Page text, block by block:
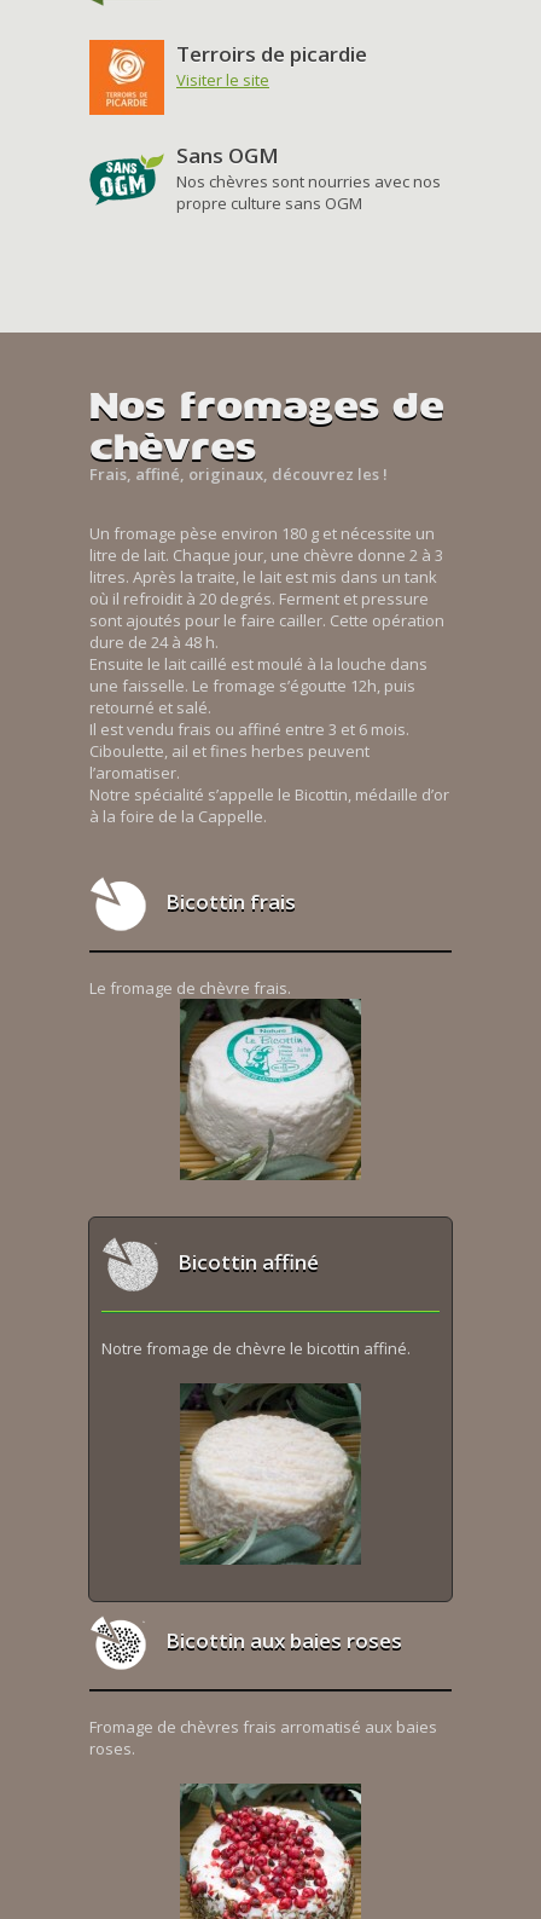
Terroirs de picardie
Visiter le site
Sans OGM
Nos chèvres sont nourries avec nos
propre culture sans OGM
Nos fromages de
chèvres
Frais, affiné, originaux, découvrez les !
Un fromage pèse environ 180 g et nécessite un
litre de lait. Chaque jour, une chèvre donne 2 à 3
litres. Après la traite, le lait est mis dans un tank
où il refroidit à 20 degrés. Ferment et pressure
sont ajoutés pour le faire cailler. Cette opération
dure de 24 à 48 h.
Ensuite le lait caillé est moulé à la louche dans
une faisselle. Le fromage s’égoutte 12h, puis
retourné et salé.
Il est vendu frais ou affiné entre 3 et 6 mois.
Ciboulette, ail et fines herbes peuvent
l’aromatiser.
Notre spécialité s’appelle le Bicottin, médaille d’or
à la foire de la Cappelle.
Bicottin frais
Le fromage de chèvre frais.
Bicottin affiné
Notre fromage de chèvre le bicottin affiné.
Bicottin aux baies roses
Fromage de chèvres frais arromatisé aux baies
roses.